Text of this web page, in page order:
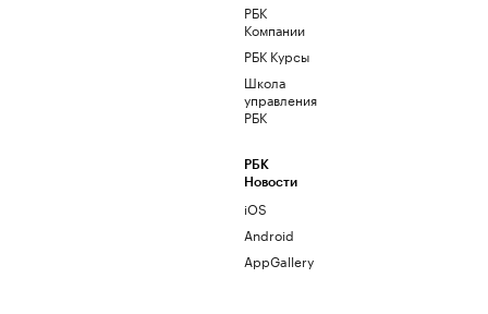
РБК
Компании
РБК Курсы
Школа
управления
РБК
РБК
Новости
iOS
Android
AppGallery